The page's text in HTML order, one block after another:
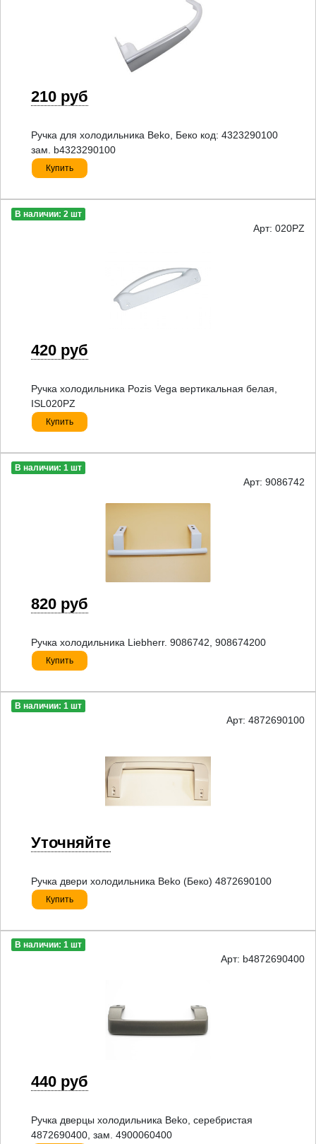
210 руб
Ручка для холодильника Beko, Беко код: 4323290100
зам. b4323290100
Купить
В наличии: 2 шт
Арт: 020PZ
420 руб
Ручка холодильника Pozis Vega вертикальная белая,
ISL020PZ
Купить
В наличии: 1 шт
Арт: 9086742
820 руб
Ручка холодильника Liebherr. 9086742, 908674200
Купить
В наличии: 1 шт
Арт: 4872690100
Уточняйте
Ручка двери холодильника Beko (Беко) 4872690100
Купить
В наличии: 1 шт
Арт: b4872690400
440 руб
Ручка дверцы холодильника Beko, серебристая
4872690400, зам. 4900060400